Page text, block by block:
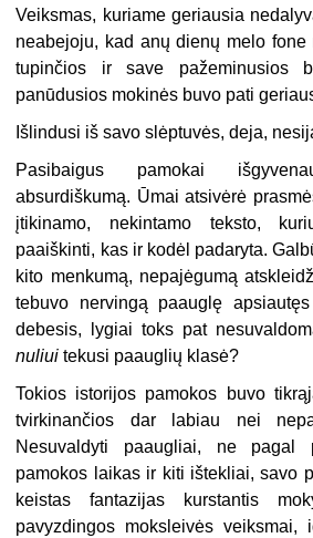
Veiksmas, kuriame geriausia
neabejoju, kad anų dienų melo fone
tupinčios ir save pažeminusios
panūdusios mokinės buvo pati
Išlindusi iš savo slėptuvės, deja,
Pasibaigus pamokai
absurdiškumą. Ūmai atsivėrė
įtikinamo, nekintamo teksto,
paaiškinti, kas ir kodėl padaryta.
kito menkumą, nepajėgumą
tebuvo nervingą paauglę
debesis, lygiai toks pat
nuliui tekusi paauglių klasė?
Tokios istorijos pamokos buvo
tvirkinančios dar labiau nei
Nesuvaldyti paaugliai, ne pagal
pamokos laikas ir kiti ištekliai, savo
keistas fantazijas kurstantis
pavyzdingos moksleivės veiksmai,